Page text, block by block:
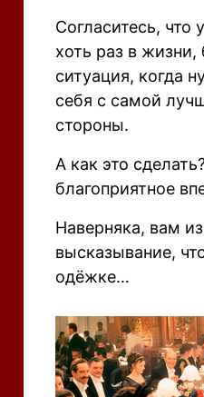
Согласитесь, что
хоть раз в жизни,
ситуация, когда
себя с самой
стороны.
А как это
благоприятное
Наверняка, вам
высказывание,
одёжке…